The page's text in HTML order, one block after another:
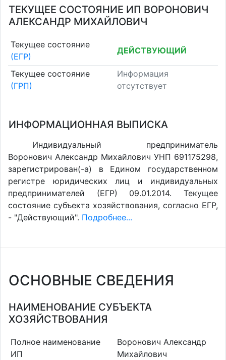
ТЕКУЩЕЕ СОСТОЯНИЕ ИП ВОРОНОВИЧ
АЛЕКСАНДР МИХАЙЛОВИЧ
Текущее состояние
(ЕГР)
ДЕЙСТВУЮЩИЙ
Текущее состояние
(ГРП)
Информация
отсутствует
ИНФОРМАЦИОННАЯ ВЫПИСКА
Индивидуальный предприниматель
Воронович Александр Михайлович УНП 691175298,
зарегистрирован(-а) в Едином государственном
регистре юридических лиц и индивидуальных
предпринимателей (ЕГР) 09.01.2014. Текущее
состояние субъекта хозяйствования, согласно ЕГР,
- "Действующий". Подробнее...
ОСНОВНЫЕ СВЕДЕНИЯ
НАИМЕНОВАНИЕ СУБЪЕКТА
ХОЗЯЙСТВОВАНИЯ
Полное наименование
ИП
Воронович Александр
Михайлович